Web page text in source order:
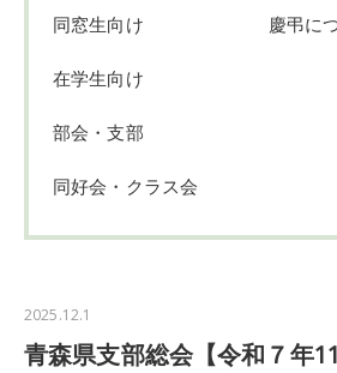
同窓生向け
在学生向け
部会・支部
同好会・クラス会
慶弔に
2025.12.1
青森県支部総会【令和７年